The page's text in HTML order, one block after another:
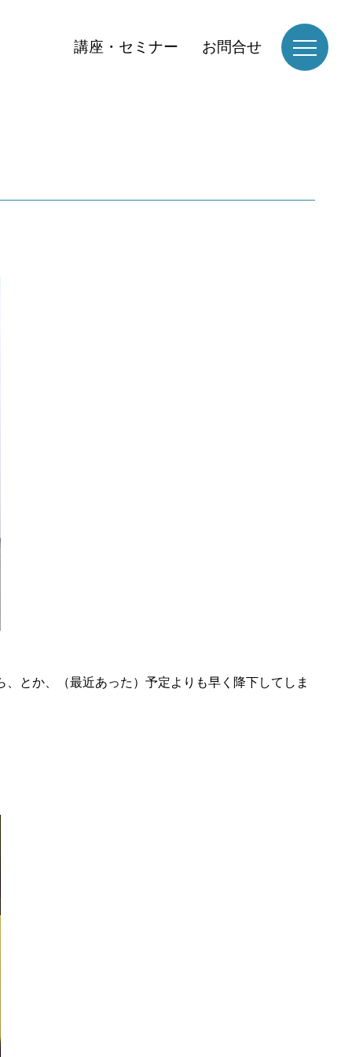
講座・セミナー お問合せ
とか、（最近あった）予定よりも早く降下してしま